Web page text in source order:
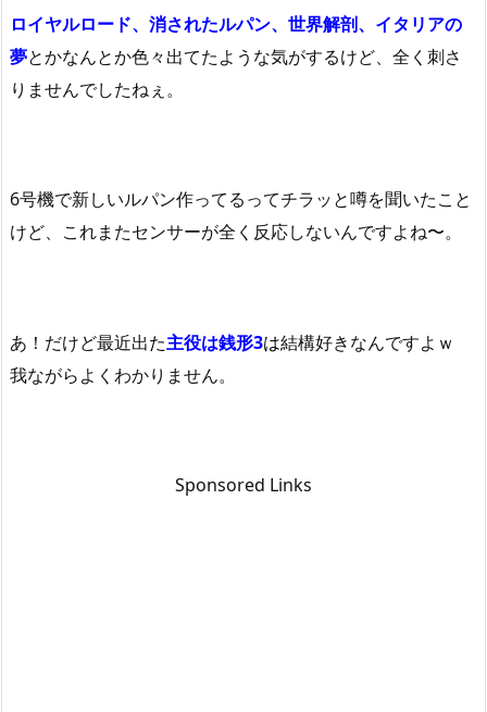
ロイヤルロード、消されたルパン、世界解剖、イタリアの
夢とかなんとか色々出てたような気がするけど、全く刺さ
りませんでしたねぇ。
6号機で新しいルパン作ってるってチラッと噂を聞いたこと
けど、これまたセンサーが全く反応しないんですよね〜。
あ！だけど最近出た主役は銭形3は結構好きなんですよｗ
我ながらよくわかりません。
Sponsored Links